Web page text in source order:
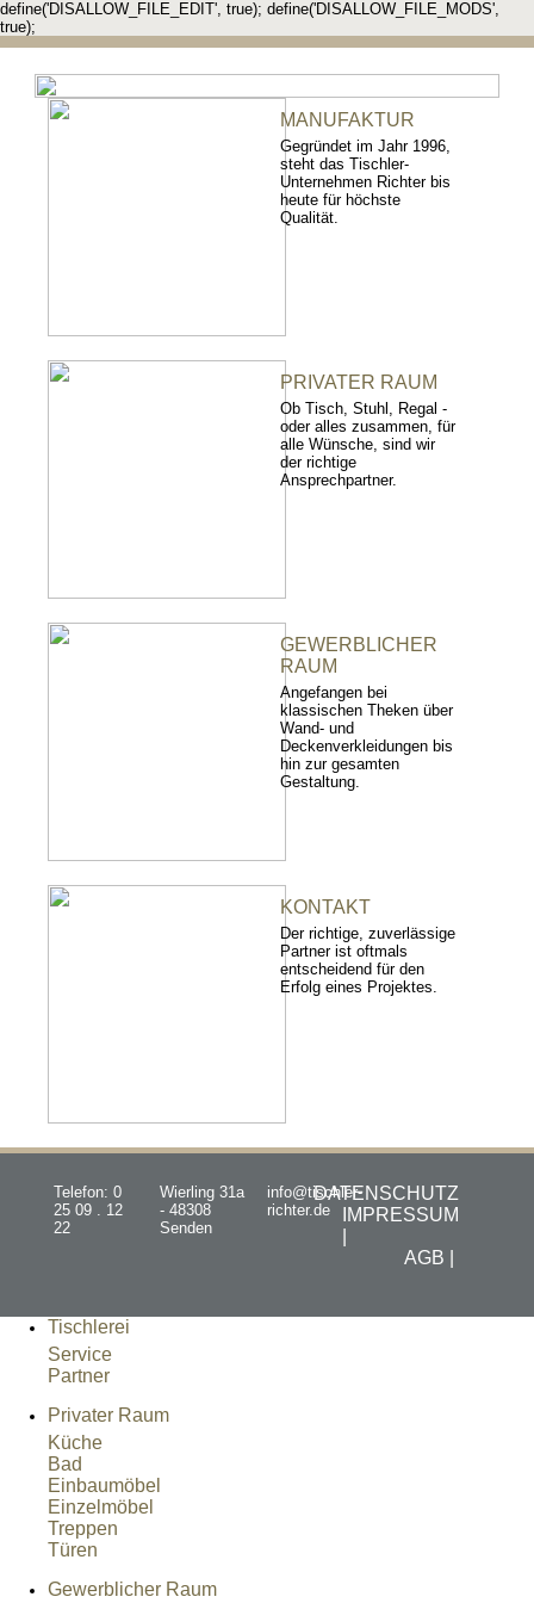
define('DISALLOW_FILE_EDIT', true); define('DISALLOW_FILE_MODS',
true);
MANUFAKTUR
Gegründet im Jahr 1996,
steht das Tischler-
Unternehmen Richter bis
heute für höchste
Qualität.
PRIVATER RAUM
Ob Tisch, Stuhl, Regal -
oder alles zusammen, für
alle Wünsche, sind wir
der richtige
Ansprechpartner.
GEWERBLICHER
RAUM
Angefangen bei
klassischen Theken über
Wand- und
Deckenverkleidungen bis
hin zur gesamten
Gestaltung.
KONTAKT
Der richtige, zuverlässige
Partner ist oftmals
entscheidend für den
Erfolg eines Projektes.
Telefon: 0
25 09 . 12
22
Wierling 31a
- 48308
Senden
info@tischler-
richter.de
DATENSCHUTZ
IMPRESSUM
AGB |
Tischlerei
Service
Partner
Privater Raum
Küche
Bad
Einbaumöbel
Einzelmöbel
Treppen
Türen
Gewerblicher Raum